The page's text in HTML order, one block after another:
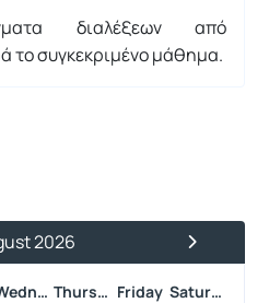
διαλέξεων από
το συγκεκριμένο μάθημα.
2026
Next Month
Wednesday Thursday Friday Saturday